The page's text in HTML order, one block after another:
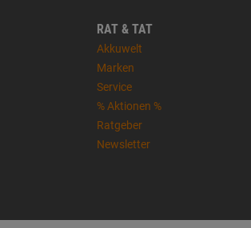
RAT & TAT
Akkuwelt
Marken
Service
% Aktionen %
Ratgeber
Newsletter